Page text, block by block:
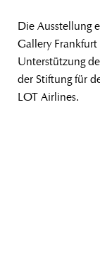
Die Ausstellung
Gallery
Unterstützung
der Stiftung für
LOT Airlines.